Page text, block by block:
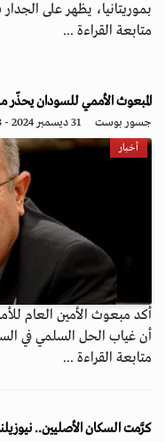
بموريتانيا، يظهر على
متابعة القراءة ...
المبعوث الأممي للسودان يحذّر
جسور بوست 31 ديسمبر 2024 - 15:03
أخبار
أكد مبعوث الأمين العام
أن غياب الحل السلمي في
متابعة القراءة ...
كرَّمت السكان الأصليين..